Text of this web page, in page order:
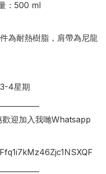
：500 ml
為耐熱樹脂，肩帶為尼龍
4星期
歡迎加入我哋Whatsapp